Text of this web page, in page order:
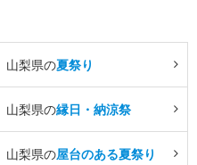
山梨県の夏祭り
山梨県の縁日・納涼祭
山梨県の屋台のある夏祭り